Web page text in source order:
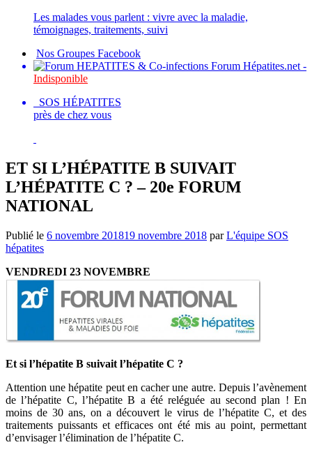
Les malades vous parlent : vivre avec la maladie,
témoignages, traitements, suivi
Nos Groupes Facebook
Forum Hépatites.net -
Indisponible
SOS HÉPATITES
près de chez vous
ET SI L’HÉPATITE B SUIVAIT
L’HÉPATITE C ? – 20e FORUM
NATIONAL
Publié le 6 novembre 201819 novembre 2018 parL'équipe SOS
hépatites
VENDREDI 23 NOVEMBRE
Et si l’hépatite B suivait l’hépatite C ?
Attention une hépatite peut en cacher une autre. Depuis l’avènement
de l’hépatite C, l’hépatite B a été reléguée au second plan ! En
moins de 30 ans, on a découvert le virus de l’hépatite C, et des
traitements puissants et efficaces ont été mis au point, permettant
d’envisager l’élimination de l’hépatite C.